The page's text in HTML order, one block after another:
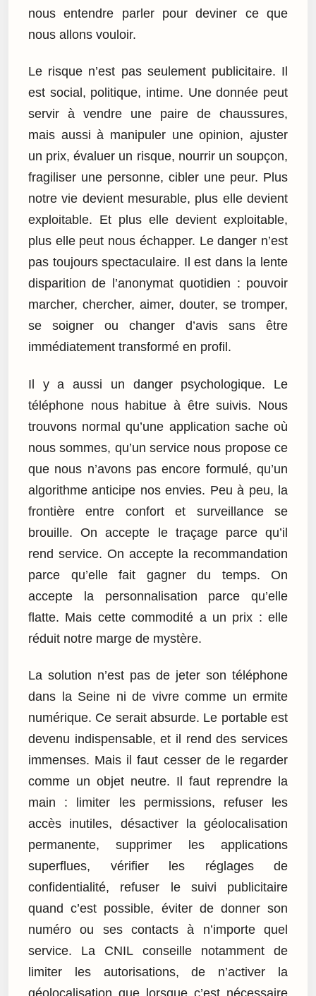
nous entendre parler pour deviner ce que
nous allons vouloir.
Le risque n’est pas seulement publicitaire. Il
est social, politique, intime. Une donnée peut
servir à vendre une paire de chaussures,
mais aussi à manipuler une opinion, ajuster
un prix, évaluer un risque, nourrir un soupçon,
fragiliser une personne, cibler une peur. Plus
notre vie devient mesurable, plus elle devient
exploitable. Et plus elle devient exploitable,
plus elle peut nous échapper. Le danger n’est
pas toujours spectaculaire. Il est dans la lente
disparition de l’anonymat quotidien : pouvoir
marcher, chercher, aimer, douter, se tromper,
se soigner ou changer d’avis sans être
immédiatement transformé en profil.
Il y a aussi un danger psychologique. Le
téléphone nous habitue à être suivis. Nous
trouvons normal qu’une application sache où
nous sommes, qu’un service nous propose ce
que nous n’avons pas encore formulé, qu’un
algorithme anticipe nos envies. Peu à peu, la
frontière entre confort et surveillance se
brouille. On accepte le traçage parce qu’il
rend service. On accepte la recommandation
parce qu’elle fait gagner du temps. On
accepte la personnalisation parce qu’elle
flatte. Mais cette commodité a un prix : elle
réduit notre marge de mystère.
La solution n’est pas de jeter son téléphone
dans la Seine ni de vivre comme un ermite
numérique. Ce serait absurde. Le portable est
devenu indispensable, et il rend des services
immenses. Mais il faut cesser de le regarder
comme un objet neutre. Il faut reprendre la
main : limiter les permissions, refuser les
accès inutiles, désactiver la géolocalisation
permanente, supprimer les applications
superflues, vérifier les réglages de
confidentialité, refuser le suivi publicitaire
quand c’est possible, éviter de donner son
numéro ou ses contacts à n’importe quel
service. La CNIL conseille notamment de
limiter les autorisations, de n’activer la